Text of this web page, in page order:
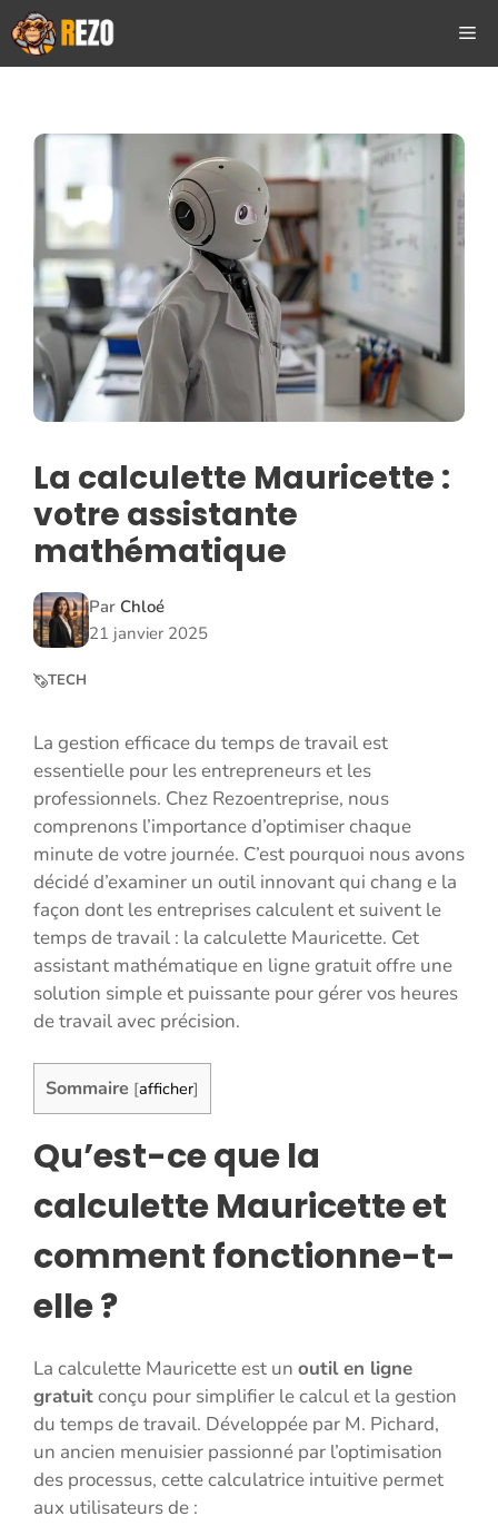
Aller
au
contenu
La calculette Mauricette :
votre assistante
mathématique
Par Chloé
21 janvier 2025
TECH
La gestion efficace du temps de travail est
essentielle pour les entrepreneurs et les
professionnels. Chez Rezoentreprise, nous
comprenons l’importance d’optimiser chaque
minute de votre journée. C’est pourquoi nous avons
décidé d’examiner un outil innovant qui chang e la
façon dont les entreprises calculent et suivent le
temps de travail : la calculette Mauricette. Cet
assistant mathématique en ligne gratuit offre une
solution simple et puissante pour gérer vos heures
de travail avec précision.
Sommaire [afficher]
Qu’est-ce que la
calculette Mauricette et
comment fonctionne-t-
elle ?
La calculette Mauricette est un outil en ligne
gratuitconçu pour simplifier le calcul et la gestion
du temps de travail. Développée par M. Pichard,
un ancien menuisier passionné par l’optimisation
des processus, cette calculatrice intuitive permet
aux utilisateurs de :